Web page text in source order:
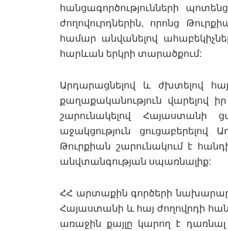
հանցագործությունների
ժողովուրդներին, որոնց
համար անվանելով
հարևան երկրի տարածքում:
Արդարացնելով և ժխտելով
քաղաքականություն վարելով
շարունակելով Հայաստանի
աջակցություն
Թուրքիան շարունակում է
անվտանգության սպառնալիք:
ՀՀ արտաքին գործերի
Հայաստանի և հայ ժողովրդի
առաջին քայլը կարող է